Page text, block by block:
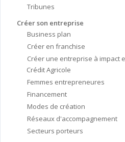
Tribunes
Créer son entreprise
Business plan
Créer en franchise
Créer une entreprise à impact
Crédit Agricole
Femmes entrepreneures
Financement
Modes de création
Réseaux d'accompagnement
Secteurs porteurs